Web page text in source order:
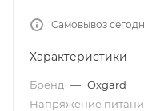
Самовывоз
Характеристики
Бренд — Oxgard
Напряжение